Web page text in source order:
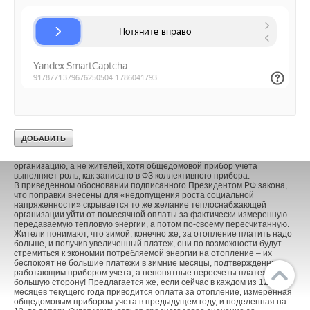
детсада. Затем этот дом вместе с детскими садиками с сохранением
существующей схемы распределения нагрузки был подключен к
централизованной системе теплоснабжения через тепловой пункт в
подвале дома, в котором был установлен коллективный прибор учета
приборы учета. Теплопотребление дома могло быть определено
вычитанием расходов теплоты, измеренной приборами учета в
платежах, на которые ссылаются в Новостях СОК не было, но
переплата достигала 20-40%, если бы расчет выполнялся по
установленным и исправным приборам учета. При обращении к
организацию, а не жителей, хотя общедомовой прибор учета
выполняет роль, как записано в ФЗ коллективного прибора.
В приведенном обосновании подписанного Президентом РФ закона,
что поправки внесены для «недопущения роста социальной
напряженности» скрывается то же желание теплоснабжающей
организации уйти от помесячной оплаты за фактически измеренную
передаваемую тепловую энергии, а потом по-своему пересчитанную.
Жители понимают, что зимой, конечно же, за отопление платить надо
больше, и получив увеличенный платеж, они по возможности будут
стремиться к экономии потребляемой энергии на отопление – их
беспокоят не большие платежи в зимние месяцы, подтвержденные
работающим прибором учета, а непонятные пересчеты платежей в
большую сторону! Предлагается же, если сейчас в каждом из 12
месяцев текущего года приводится оплата за отопление, измеренная
общедомовым прибором учета в предыдущем году, и поделенная на